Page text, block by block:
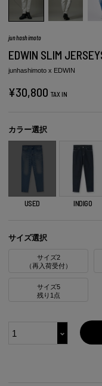
junhashimoto
EDWIN SLIM
junhashimoto x EDWIN
¥30,800 TAX IN
カラー選択
USED INDIGO
サイズ選択
サイズ2
（再入荷受付）
サイズ5
残り1点